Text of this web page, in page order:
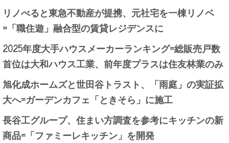
リノべると東急不動産が提携、元社宅を一棟リノベ
=「職住遊」融合型の賃貸レジデンスに
2025年度大手ハウスメーカーランキング=総販売戸数
首位は大和ハウス工業、前年度プラスは住友林業のみ
旭化成ホームズと世田谷トラスト、「雨庭」の実証拡
大へ=ガーデンカフェ「ときそら」に施工
長谷工グループ、住まい方調査を参考にキッチンの新
商品=「ファミーレキッチン」を開発